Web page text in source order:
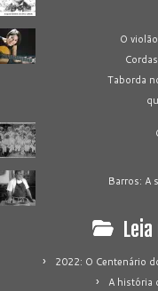
O
Taborda
Barros: A
2022: O Centenário
A história